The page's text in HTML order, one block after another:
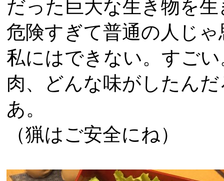
だった巨大な生き物を
危険すぎて普通の人じ
私にはできない。すご
肉、どんな味がしたん
あ。
（猟はご安全にね）